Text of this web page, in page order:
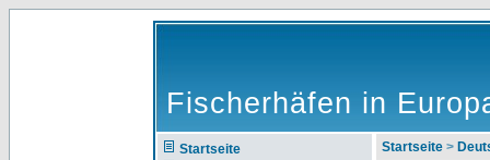
Fischerhäfen in
Startseite
Startseite >